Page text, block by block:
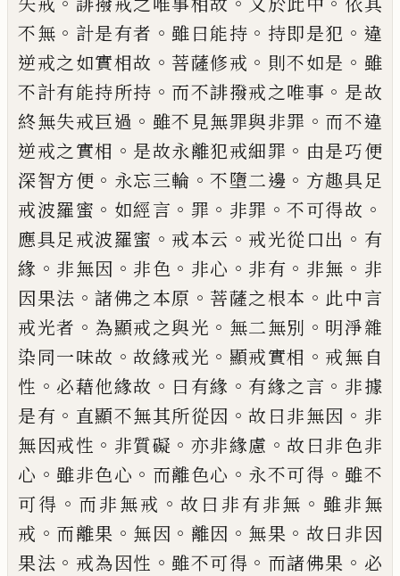
不無 。 計是有者 。雖曰能持 。 持即是犯 。 違
逆戒之如實相故 。 菩薩修戒 。 則不如是 。 雖
不計有能持所持 。 而不誹撥戒之唯事 。 是故
終無失戒巨過 。 雖不見無罪與非罪 。 而不違
逆戒之實相 。 是故永離犯戒細罪 。 由是巧便
深智方便 。 永忘三輪 。不墮二邊 。 方趣具足
戒波羅蜜 。 如經言 。 罪 。 非罪 。不可得故 。
應具足戒波羅蜜 。 戒本云 。 戒光從口出 。 有
緣 。 非無因 。 非色 。 非心 。 非有 。 非無 。 非
因果法 。諸佛之本原 。 菩薩之根本 。 此中言
戒光者 。 為顯戒之與光 。 無二無別 。 明淨雜
染同一味故 。故緣戒光 。 顯戒實相 。 戒無自
性 。 必藉他緣故 。 曰有緣 。 有緣之言 。 非據
是有 。 直顯不無其所從因 。故曰非無因 。 非
無因戒性 。 非質礙 。 亦非緣慮 。故曰非色非
心 。雖非色心 。 而離色心 。 永不可得 。雖不
可得 。 而非無戒 。故曰非有非無 。 雖非無
戒 。 而離果 。 無因 。 離因 。 無果 。 故曰非因
果法 。 戒為因性 。雖不可得 。 而諸佛果 。 必